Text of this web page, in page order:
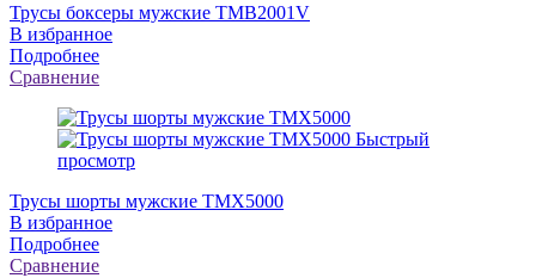
Трусы боксеры мужские TMB2001V
В избранное
Подробнее
Сравнение
Быстрый
просмотр
Трусы шорты мужские TMX5000
В избранное
Подробнее
Сравнение